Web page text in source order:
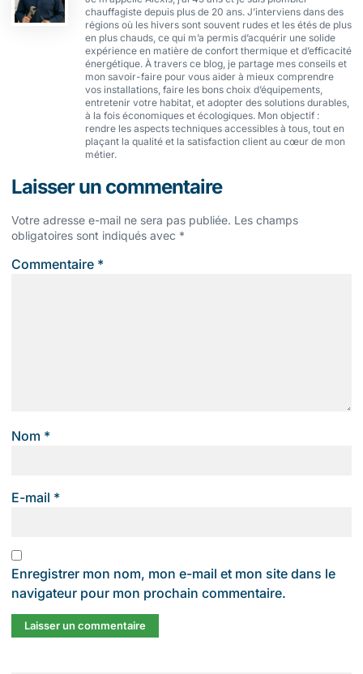
chauffagiste depuis plus de 20 ans. J’interviens dans des
régions où les hivers sont souvent rudes et les étés de plus
en plus chauds, ce qui m’a permis d’acquérir une solide
expérience en matière de confort thermique et d’efficacité
énergétique. À travers ce blog, je partage mes conseils et
mon savoir-faire pour vous aider à mieux comprendre
vos installations, faire les bons choix d’équipements,
entretenir votre habitat, et adopter des solutions durables,
à la fois économiques et écologiques. Mon objectif :
rendre les aspects techniques accessibles à tous, tout en
plaçant la qualité et la satisfaction client au cœur de mon
métier.
Laisser un commentaire
Votre adresse e-mail ne sera pas publiée. Les champs
obligatoires sont indiqués avec *
Commentaire *
Nom *
E-mail *
Enregistrer mon nom, mon e-mail et mon site dans le
navigateur pour mon prochain commentaire.